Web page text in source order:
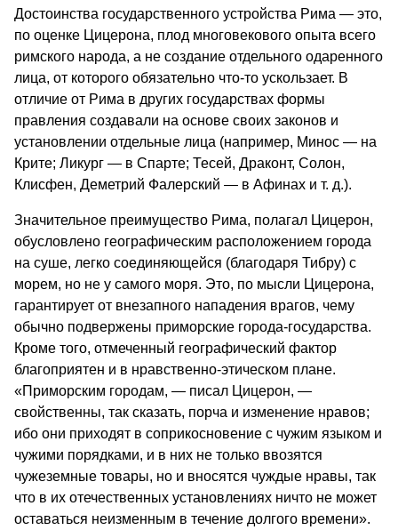
Достоинства государственного устройства Рима — это,
по оценке Цицерона, плод многовекового опыта всего
римского народа, а не создание отдельного одаренного
лица, от которого обязательно что-то ускользает. В
отличие от Рима в других государствах формы
правления создавали на основе своих законов и
установлении отдельные лица (например, Минос — на
Крите; Ликург — в Спарте; Тесей, Драконт, Солон,
Клисфен, Деметрий Фалерский — в Афинах и т. д.).
Значительное преимущество Рима, полагал Цицерон,
обусловлено географическим расположением города
на суше, легко соединяющейся (благодаря Тибру) с
морем, но не у самого моря. Это, по мысли Цицерона,
гарантирует от внезапного нападения врагов, чему
обычно подвержены приморские города-государства.
Кроме того, отмеченный географический фактор
благоприятен и в нравственно-этическом плане.
«Приморским городам, — писал Цицерон, —
свойственны, так сказать, порча и изменение нравов;
ибо они приходят в соприкосновение с чужим языком и
чужими порядками, и в них не только ввозятся
чужеземные товары, но и вносятся чуждые нравы, так
что в их отечественных установлениях ничто не может
оставаться неизменным в течение долгого времени».